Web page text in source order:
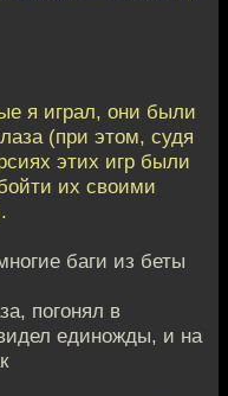
я играл, они были
(при этом, судя
этих игр были
их своими
баги из беты
погонял в
единожды, и на